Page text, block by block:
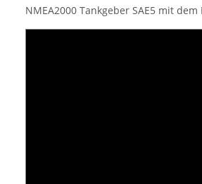
NMEA2000 Tankgeber SAE5 mit